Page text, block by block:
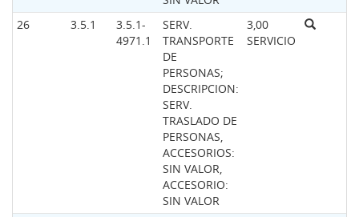
26 3.5.1
3.5.1-
4971.1
SERV.
TRANSPORTE
DE
PERSONAS;
DESCRIPCION:
SERV.
TRASLADO DE
PERSONAS,
ACCESORIOS:
SIN VALOR,
ACCESORIO:
SIN VALOR
3,00
SERVICIO